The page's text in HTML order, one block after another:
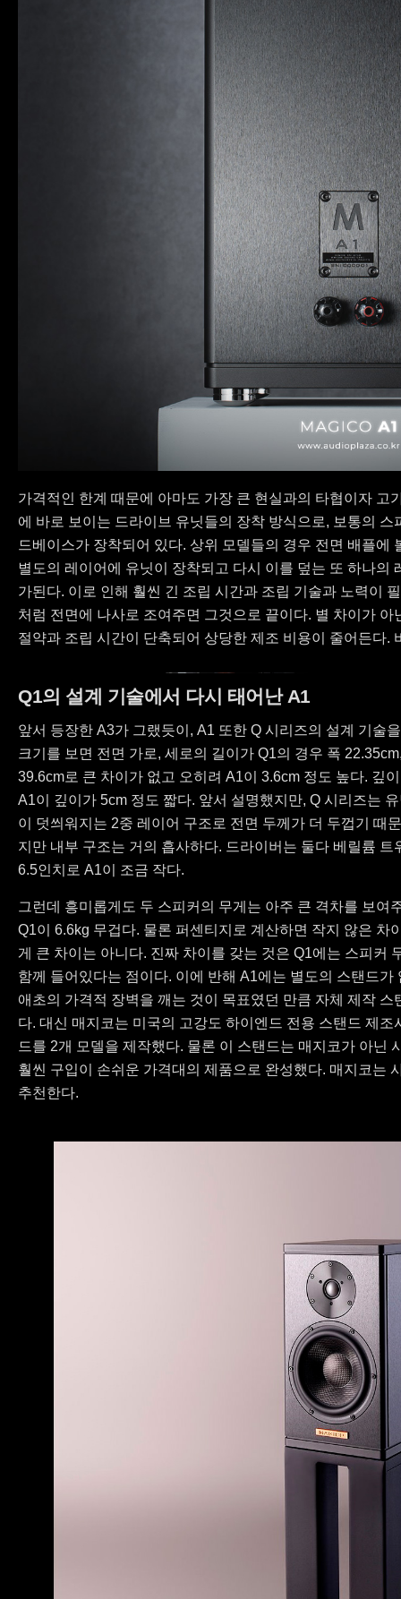
가격적인 한계 때문에 아마도 가장 큰 현실과의 타협이자 고
에 바로 보이는 드라이브 유닛들의 장착 방식으로, 보통의
드베이스가 장착되어 있다. 상위 모델들의 경우 전면 배플에
별도의 레이어에 유닛이 장착되고 다시 이를 덮는 또 하나의
가된다. 이로 인해 훨씬 긴 조립 시간과 조립 기술과 노력이
처럼 전면에 나사로 조여주면 그것으로 끝이다. 별 차이가
절약과 조립 시간이 단축되어 상당한 제조 비용이 줄어든다.
Q1의 설계 기술에서 다시 태어난 A1
앞서 등장한 A3가 그랬듯이, A1 또한 Q 시리즈의 설계 기술
크기를 보면 전면 가로, 세로의 길이가 Q1의 경우 폭
39.6cm로 큰 차이가 없고 오히려 A1이 3.6cm 정도 높다. 깊
A1이 깊이가 5cm 정도 짧다. 앞서 설명했지만, Q 시리즈는
이 덧씌워지는 2중 레이어 구조로 전면 두께가 더 두껍기 때
지만 내부 구조는 거의 흡사하다. 드라이버는 둘다 베릴륨
6.5인치로 A1이 조금 작다.
그런데 흥미롭게도 두 스피커의 무게는 아주 큰 격차를 보여
Q1이 6.6kg 무겁다. 물론 퍼센티지로 계산하면 작지 않은 차
게 큰 차이는 아니다. 진짜 차이를 갖는 것은 Q1에는 스피커
함께 들어있다는 점이다. 이에 반해 A1에는 별도의 스탠드
애초의 가격적 장벽을 깨는 것이 목표였던 만큼 자체 제작
다. 대신 매지코는 미국의 고강도 하이엔드 전용 스탠드 제
드를 2개 모델을 제작했다. 물론 이 스탠드는 매지코가 아닌
훨씬 구입이 손쉬운 가격대의 제품으로 완성했다. 매지코는
추천한다.